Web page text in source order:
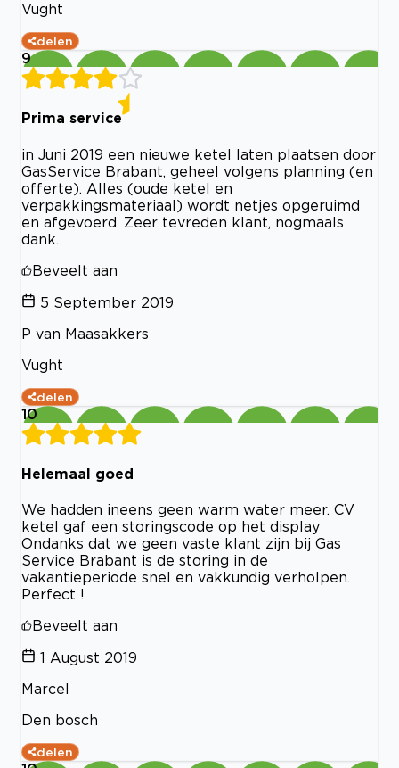
Vught
delen
9
Prima service
in Juni 2019 een nieuwe ketel laten plaatsen door
GasService Brabant, geheel volgens planning (en
offerte). Alles (oude ketel en
verpakkingsmateriaal) wordt netjes opgeruimd
en afgevoerd. Zeer tevreden klant, nogmaals
dank.
Beveelt aan
5 September 2019
P van Maasakkers
Vught
delen
10
Helemaal goed
We hadden ineens geen warm water meer. CV
ketel gaf een storingscode op het display
Ondanks dat we geen vaste klant zijn bij Gas
Service Brabant is de storing in de
vakantieperiode snel en vakkundig verholpen.
Perfect !
Beveelt aan
1 August 2019
Marcel
Den bosch
delen